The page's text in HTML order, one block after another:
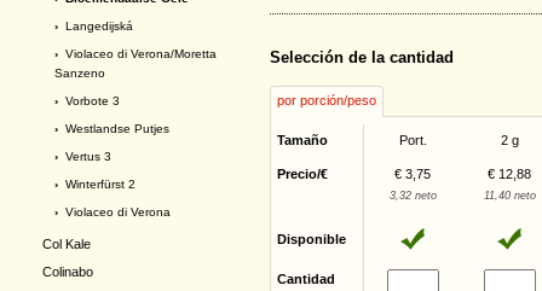
› Langedijská
› Violaceo di Verona/Moretta
Sanzeno
› Vorbote 3
› Westlandse Putjes
› Vertus 3
› Winterfürst 2
› Violaceo di Verona
Col Kale
Colinabo
Selección de la cantidad
por porción/peso
Tamaño Port. 2 g
Precio/€ € 3,75 € 12,88
3,32 neto 11,40 neto
Disponible
Cantidad